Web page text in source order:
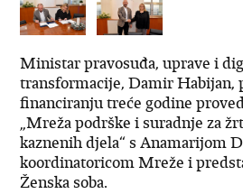
Ministar pravosuđa, uprave i
transformacije, Damir Habijan,
financiranju treće godine
„Mreža podrške i suradnje za
kaznenih djela“ s Anamarijom
koordinatoricom Mreže i
Ženska soba.